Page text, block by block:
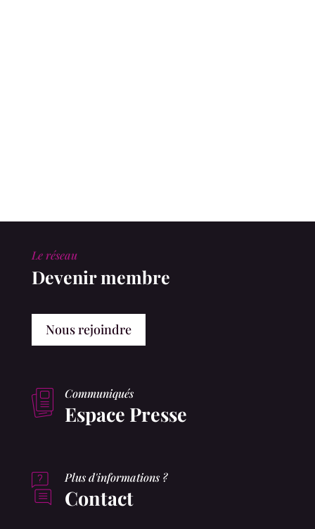
Le réseau
Devenir membre
Nous rejoindre
Communiqués
Espace Presse
Plus d'informations ?
Contact